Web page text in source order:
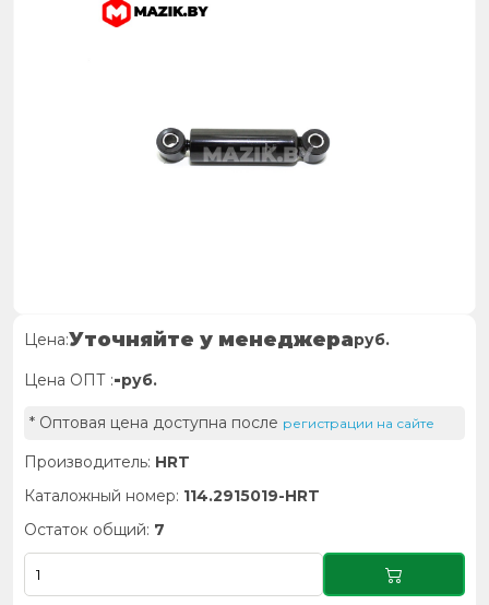
Цена:Уточняйте у менеджераруб.
Цена ОПТ :-руб.
* Оптовая цена доступна после регистрации на сайте
Производитель: HRT
Каталожный номер: 114.2915019-HRT
Остаток общий: 7